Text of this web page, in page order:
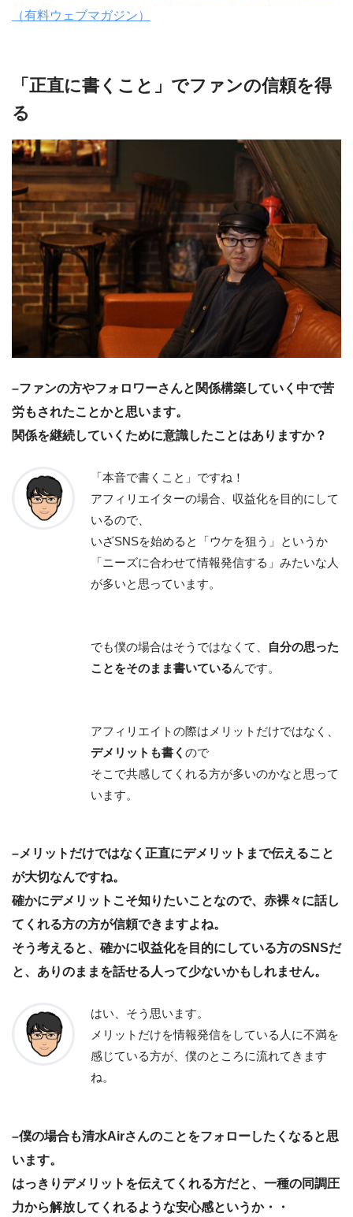
（有料ウェブマガジン）
「正直に書くこと」でファンの信頼を得
る
–ファンの方やフォロワーさんと関係構築していく中で苦
労もされたことかと思います。
関係を継続していくために意識したことはありますか？
「本音で書くこと」ですね！
アフィリエイターの場合、収益化を目的にして
いるので、
いざSNSを始めると「ウケを狙う」というか
「ニーズに合わせて情報発信する」みたいな人
が多いと思っています。
でも僕の場合はそうではなくて、
自分の思った
ことをそのまま書いているんです。
アフィリエイトの際はメリットだけではなく、
デメリットも書く ので
そこで共感してくれる方が多いのかなと思って
います。
–メリットだけではなく正直にデメリットまで伝えること
が大切なんですね。
確かにデメリットこそ知りたいことなので、赤裸々に話し
てくれる方の方が信頼できますよね。
そう考えると、確かに収益化を目的にしている方のSNSだ
と、ありのままを話せる人って少ないかもしれません。
はい、そう思います。
メリットだけを情報発信をしている人に不満を
感じている方が、僕のところに流れてきます
ね。
–僕の場合も清水Airさんのことをフォローしたくなると思
います。
はっきりデメリットを伝えてくれる方だと、一種の同調圧
力から解放してくれるような安心感というか・・